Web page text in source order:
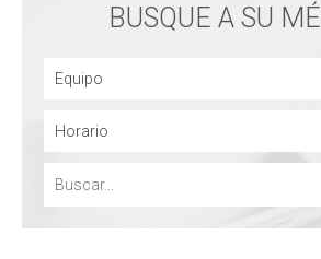
BUSQUE A SU
Equipo
Horario